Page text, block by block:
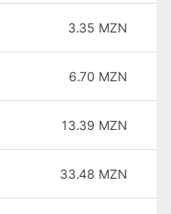
3.35 MZN
6.70 MZN
13.39 MZN
33.48 MZN